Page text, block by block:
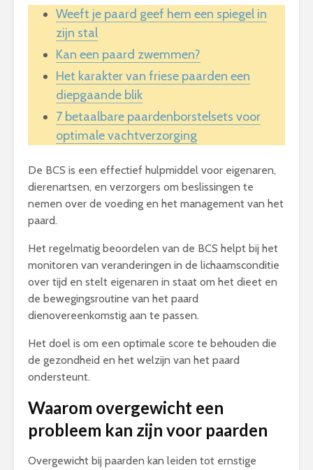
Weeft je paard geef hem een spiegel in
zijn stal
Kan een paard zwemmen?
Het karakter van friese paarden een
diepgaande blik
7 betaalbare paardenborstelsets voor
optimale vachtverzorging
De BCS is een effectief hulpmiddel voor eigenaren,
dierenartsen, en verzorgers om beslissingen te
nemen over de voeding en het management van het
paard.
Het regelmatig beoordelen van de BCS helpt bij het
monitoren van veranderingen in de lichaamsconditie
over tijd en stelt eigenaren in staat om het dieet en
de bewegingsroutine van het paard
dienovereenkomstig aan te passen.
Het doel is om een optimale score te behouden die
de gezondheid en het welzijn van het paard
ondersteunt.
Waarom overgewicht een
probleem kan zijn voor paarden
Overgewicht bij paarden kan leiden tot ernstige